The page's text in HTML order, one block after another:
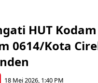
HUT
0614/Kota
18 Mei 2026, 1:40 PM